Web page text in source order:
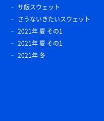
サ飯スウェット
さうないきたいスウェット
2021年 夏 その1
2021年 夏 その1
2021年 冬